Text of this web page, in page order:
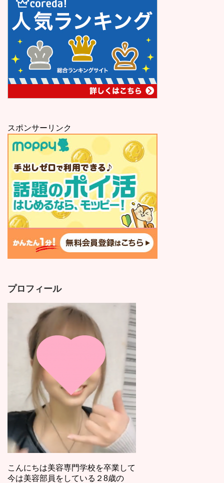
スポンサーリンク
プロフィール
こんにちは美容専門学校を卒業して
今は美容部員をしている２8歳の